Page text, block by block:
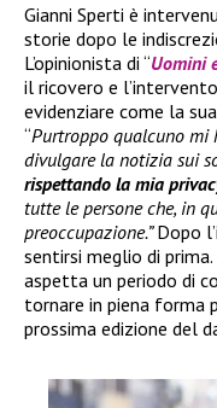
Gianni Sperti è
storie dopo le
L’opinionista di “Uomini
il ricovero e
evidenziare come la
“Purtroppo qualcuno mi
divulgare la notizia sui
rispettando la mia
tutte le persone che, in
preoccupazione.”Dopo
sentirsi meglio di
aspetta un periodo di
tornare in piena forma
prossima edizione del